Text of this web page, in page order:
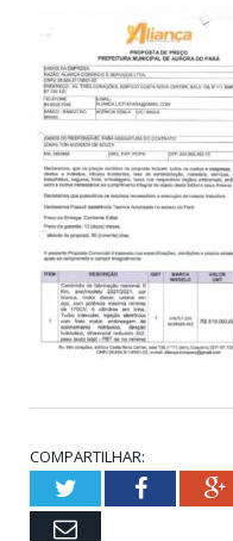
COMPARTILHAR:
TwitterFacebook
Email